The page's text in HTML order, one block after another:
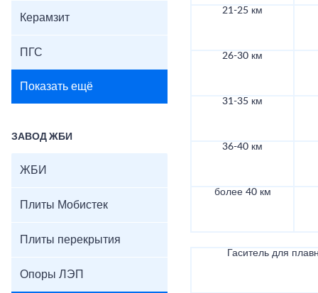
Керамзит
ПГС
Показать ещё
ЗАВОД ЖБИ
ЖБИ
Плиты Мобистек
Плиты перекрытия
Опоры ЛЭП
21-25 км
26-30 км
31-35 км
36-40 км
более 40 км
Гаситель для